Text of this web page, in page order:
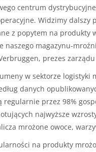
centrum
Widzimy dalszy
z popytem na produkty
naszego magazynu-
prezes
w sektorze
danych
regularnie przez 98%
najwyższe
mrożone owoce,
na produkty